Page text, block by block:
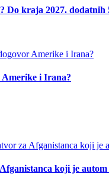
Do kraja 2027.
Amerike i Irana?
koji je